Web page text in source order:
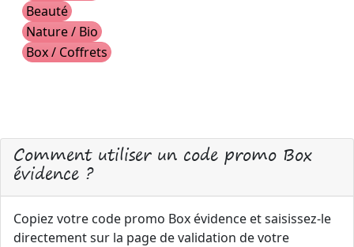
Beauté
Nature / Bio
Box / Coffrets
Comment utiliser un code promo Box
évidence ?
Copiez votre code promo Box évidence et saisissez-le
directement sur la page de validation de votre